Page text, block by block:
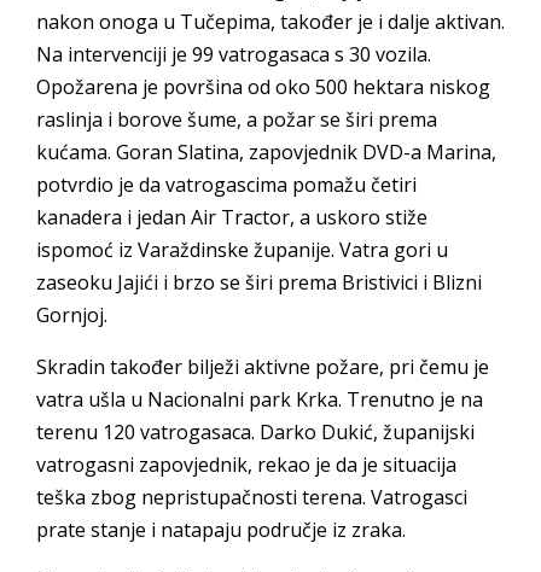
nakon onoga u Tučepima, također je i dalje aktivan.
Na intervenciji je 99 vatrogasaca s 30 vozila.
Opožarena je površina od oko 500 hektara niskog
raslinja i borove šume, a požar se širi prema
kućama. Goran Slatina, zapovjednik DVD-a Marina,
potvrdio je da vatrogascima pomažu četiri
kanadera i jedan Air Tractor, a uskoro stiže
ispomoć iz Varaždinske županije. Vatra gori u
zaseoku Jajići i brzo se širi prema Bristivici i Blizni
Gornjoj.
Skradin također bilježi aktivne požare, pri čemu je
vatra ušla u Nacionalni park Krka. Trenutno je na
terenu 120 vatrogasaca. Darko Dukić, županijski
vatrogasni zapovjednik, rekao je da je situacija
teška zbog nepristupačnosti terena. Vatrogasci
prate stanje i natapaju područje iz zraka.